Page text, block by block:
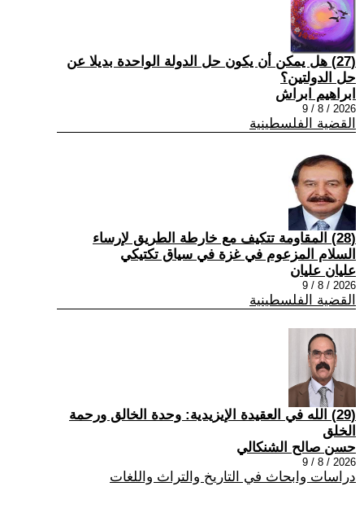
(27) هل يمكن أن يكون حل الدولة الواحدة بديلا عن
حل الدولتين؟
ابراهيم ابراش
2026 / 8 / 9
القضية الفلسطينية
(28) المقاومة تتكيف مع خارطة الطريق لإرساء
السلام المزعوم في غزة في سياق تكتيكي
عليان عليان
2026 / 8 / 9
القضية الفلسطينية
(29) الله في العقيدة الإيزيدية: وحدة الخالق ورحمة
الخلق
حسن صالح الشنكالي
2026 / 8 / 9
دراسات وابحاث في التاريخ والتراث واللغات